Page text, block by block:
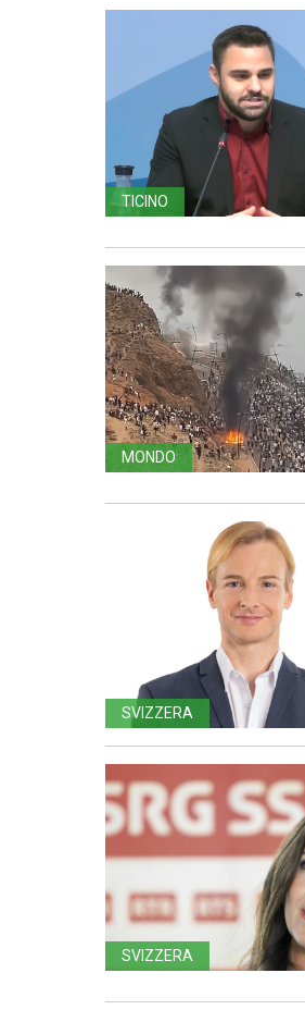
TICINO
MONDO
SVIZZERA
SVIZZERA